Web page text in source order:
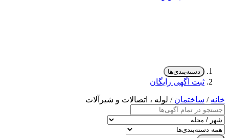
دسته‌بندی‌ها
ثبت اگهی رایگان
خانه / ساختمان / لوله ، اتصالات و شیرآلات